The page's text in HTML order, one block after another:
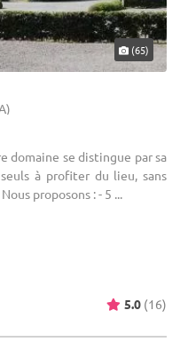
(65)
domaine se distingue par sa
à profiter du lieu, sans
proposons : - 5 ...
5.0 (16)